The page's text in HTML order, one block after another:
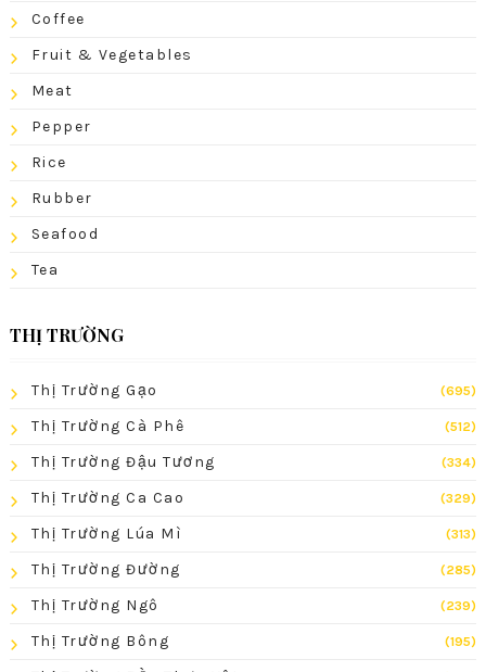
Coffee
Fruit & Vegetables
Meat
Pepper
Rice
Rubber
Seafood
Tea
THỊ TRƯỜNG
Thị Trường Gạo (695)
Thị Trường Cà Phê (512)
Thị Trường Đậu Tương (334)
Thị Trường Ca Cao (329)
Thị Trường Lúa Mì (313)
Thị Trường Đường (285)
Thị Trường Ngô (239)
Thị Trường Bông (195)